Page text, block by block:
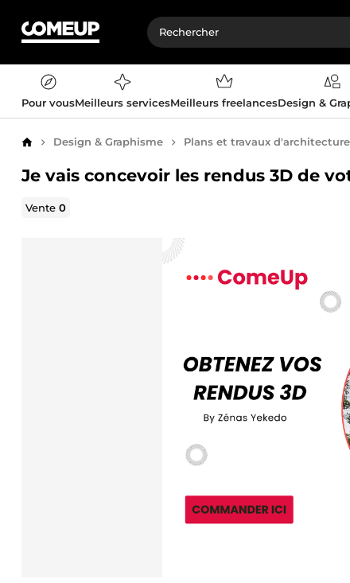
Pour vousMeilleurs servicesMeilleurs freelancesDesign &
AccueilDesign & Graphisme Plans et travaux d'architecture
Je vais concevoir les rendus 3D de
Vente0